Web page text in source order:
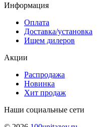
Информация
Оплата
Доставка/установка
Ищем дилеров
Акции
Распродажа
Новинка
Хит продаж
Наши социальные сети